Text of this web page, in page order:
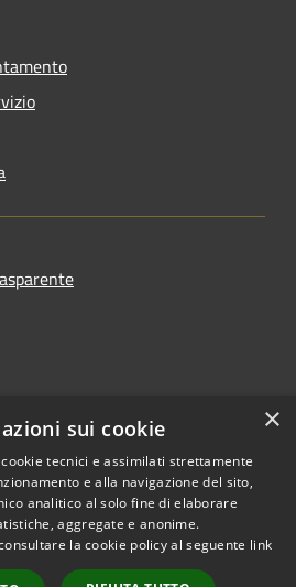
Copyright © 2026 • Comune di
Agugliano • Powered by
×
sui cookie
tecnici e assimilati strettamente
e alla navigazione del sito,
analitico al solo fine di elaborare
aggregate e anonime.
la cookie policy al seguente link